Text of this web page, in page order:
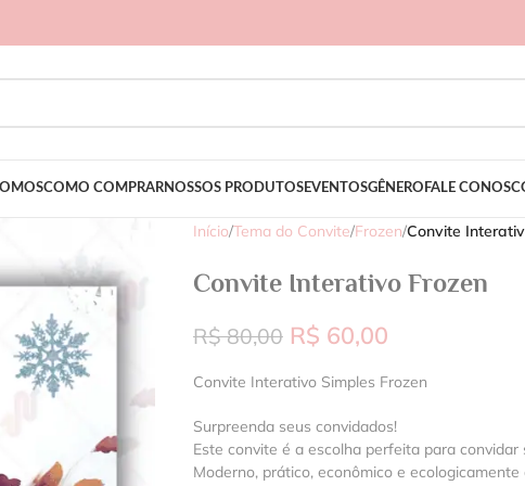
COMO COMPRARNOSSOS PRODUTOSEVENTOSGÊNERO FALE
Início/Tema do Convite/Frozen/Convite
Convite Interativo Frozen
R$80,00 R$ 60,00
Convite Interativo Simples Frozen
Surpreenda seus convidados!
Este convite é a escolha perfeita para convidar
Moderno, prático, econômico e